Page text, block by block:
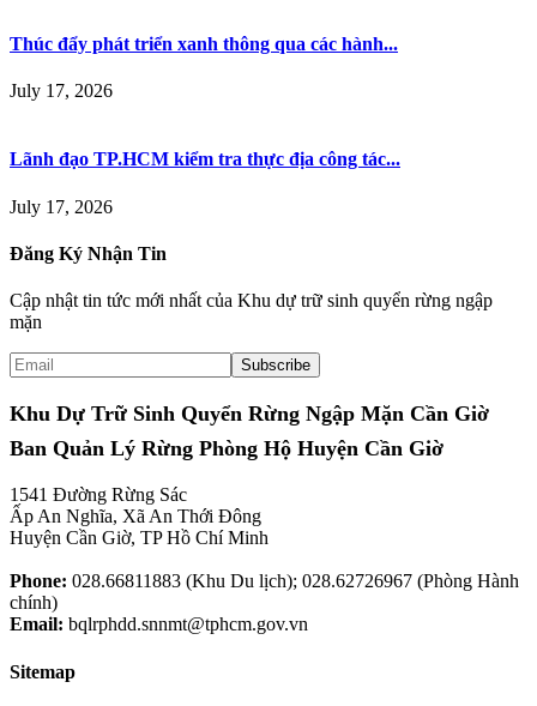
Thúc đẩy phát triển xanh thông qua các hành...
July 17, 2026
Lãnh đạo TP.HCM kiểm tra thực địa công tác...
July 17, 2026
Đăng Ký Nhận Tin
Cập nhật tin tức mới nhất của Khu dự trữ sinh quyển rừng ngập
mặn
Khu Dự Trữ Sinh Quyển Rừng Ngập Mặn Cần Giờ
Ban Quản Lý Rừng Phòng Hộ Huyện Cần Giờ
1541 Đường Rừng Sác
Ấp An Nghĩa, Xã An Thới Đông
Huyện Cần Giờ, TP Hồ Chí Minh
Phone: 028.66811883 (Khu Du lịch); 028.62726967 (Phòng Hành
chính)
Email: bqlrphdd.snnmt@tphcm.gov.vn
Sitemap